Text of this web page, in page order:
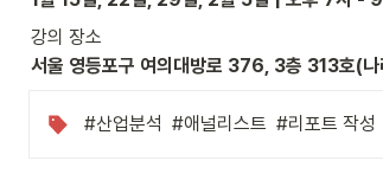
서울 영등포구 여의대방로 376, 3층 313호(나
#산업분석  #애널리스트  #리포트 작성